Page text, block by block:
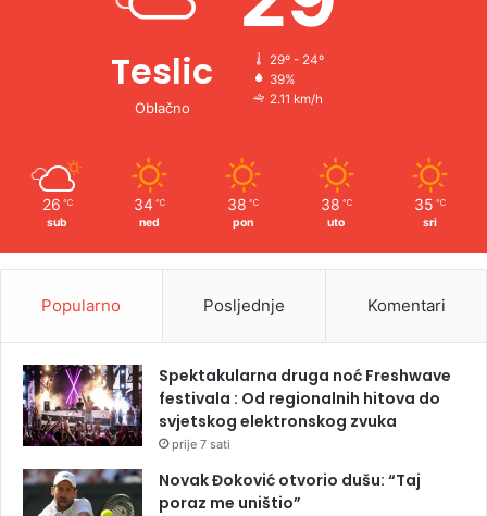
Teslic
Oblačno
29º - 24º
39%
2.11 km/h
26 ℃
sub
34 ℃
ned
38 ℃
pon
38 ℃
uto
35 ℃
sri
Popularno Posljednje Komentari
Spektakularna druga noć Freshwave
festivala : Od regionalnih hitova do
svjetskog elektronskog zvuka
prije 7 sati
Novak Đoković otvorio dušu: “Taj
poraz me uništio”